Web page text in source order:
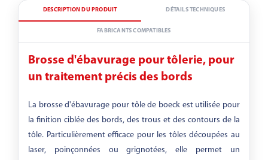
DESCRIPTION DU PRODUIT DÉTAILS TECHNIQUES
FABRICANTS COMPATIBLES
Brosse d'ébavurage pour tôlerie, pour
un traitement précis des bords
La brosse d'ébavurage pour tôle de boeck est utilisée pour
la finition ciblée des bords, des trous et des contours de la
tôle. Particulièrement efficace pour les tôles découpées au
laser, poinçonnées ou grignotées, elle permet un